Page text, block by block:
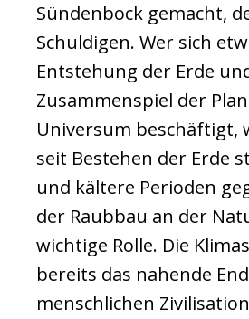
Sündenbock gemacht,
Schuldigen. Wer sich
Entstehung der Erde
Zusammenspiel der
Universum beschäftigt,
seit Bestehen der Erde
und kältere Perioden
der Raubbau an der
wichtige Rolle. Die
bereits das nahende
menschlichen